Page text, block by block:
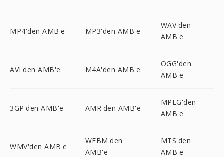
MP4'den AMB'e MP3'den AMB'e
WAV'den
AMB'e
AVI'den AMB'e M4A'den AMB'e
OGG'den
AMB'e
3GP'den AMB'e AMR'den AMB'e
MPEG'den
AMB'e
WMV'den AMB'e
WEBM'den
AMB'e
MTS'den
AMB'e